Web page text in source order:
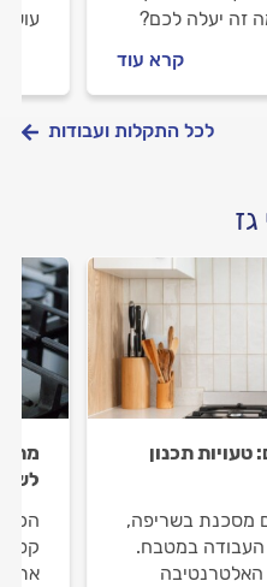
זה יעלה לכם?
קרא עוד
לכל התקלות ועבודות
טעויות תכנון
מסכנת בשריפה,
העבודה במטבח.
האלטרנטיבה
את